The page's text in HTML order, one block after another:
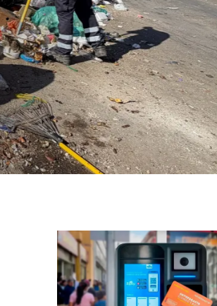
Bajo el
cumplen
gestión